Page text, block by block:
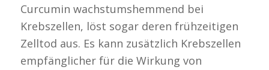
Curcumin wachstumshemmend bei
Krebszellen, löst sogar deren frühzeitigen
Zelltod aus. Es kann zusätzlich Krebszellen
empfänglicher für die Wirkung von